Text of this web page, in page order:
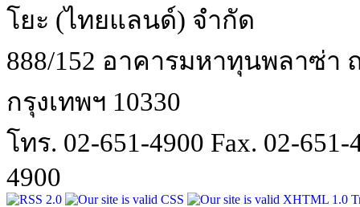
โยะ (ไทยแลนด์) จำกัด
888/152 อาคารมหาทุนพลาซ่
กรุงเทพฯ 10330
โทร. 02-651-4900 Fax. 02-
4900